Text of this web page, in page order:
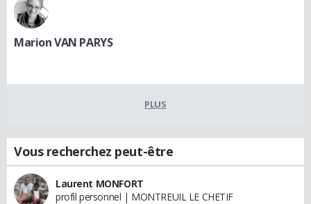
Marion VAN PARYS
PLUS
Vous recherchez peut-être
Laurent MONFORT
profil personnel | MONTREUIL LE CHETIF